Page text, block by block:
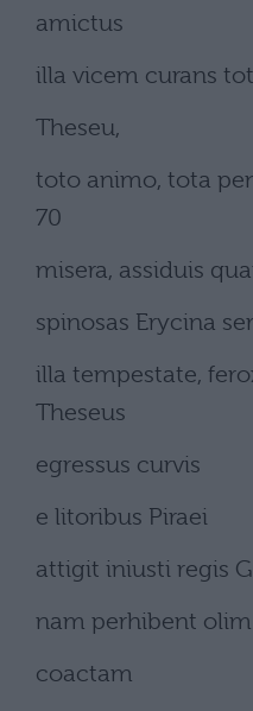
amictus
illa vicem curans
Theseu,
toto animo, tota
70
misera, assiduis
spinosas Erycina
illa tempestate,
Theseus
egressus curvis
e litoribus Piraei
attigit iniusti regis
nam perhibent
coactam